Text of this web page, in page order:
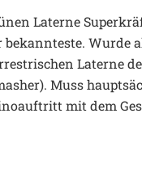
Laterne
bekannteste. Wurde
Laterne
Muss
mit dem